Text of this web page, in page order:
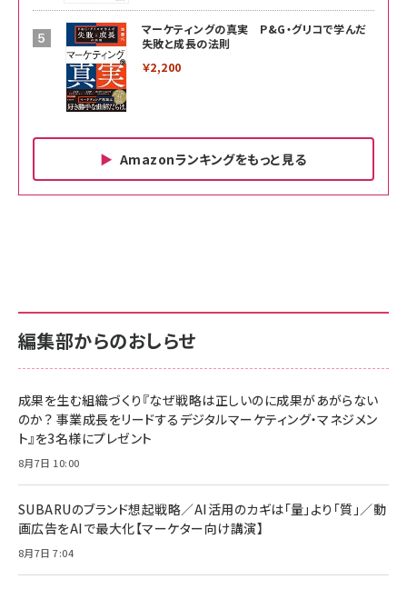
マーケティングの真実 P&G・グリコで学んだ
失敗と成長の法則
￥2,200
Amazonランキングをもっと見る
￥880
anan(アンアン)2026/06/24号 No.2500増刊
スペシャルエディション[王道エンタメの矜持／
￥1,100
anan(アンアン)2026/07/08号 No.2502[2026
￥880
ママ投資家が育休中に１億貯めた株式投資
サポート正規品 メーカー保証5年 KLMEA128G
NIMASO ガラスフィルム iPhone 17 用 保護フィ
すい ガイド枠付き いPhone17 (6.3インチ) 対応
2枚セット DSP25F1698
￥1,599
￥6,980
全ワイヤレスイヤホン/アクティブノイズキャンセリ
サポート正規品 メーカー保証5年 KLMEA128G
Amazon eギフトカード - Amazonロゴ - クラ
￥5,000
Anker PowerLine III Flow USB-C & USB-C
Pro/Air 各種対応 (1.8m ミッドナイトブラック)
￥1,890
編集部からのおしらせ
成果を生む組織づくり『なぜ戦略は正しいのに成果があがらない
のか？ 事業成長をリードするデジタルマーケティング・マネジメン
ト』を3名様にプレゼント
8月7日 10:00
SUBARUのブランド想起戦略／AI活用のカギは「量」より「質」／動
画広告をAIで最大化【マーケター向け講演】
8月7日 7:04